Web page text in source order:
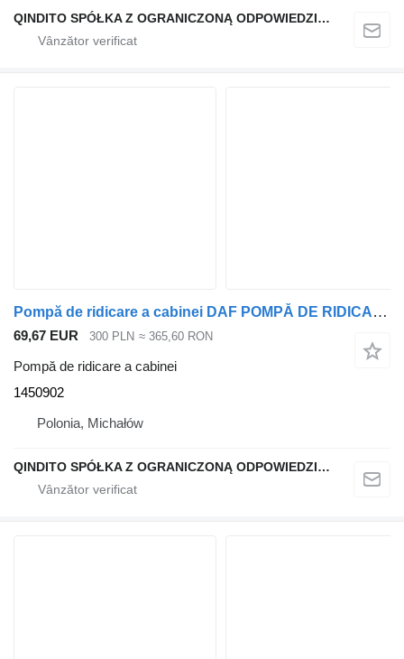
QINDITO SPÓŁKA Z OGRANICZONĄ ODPOWIEDZIALNOŚCIĄ
Pompă de ridicare a cabinei DAF POMPĂ DE RIDICARE CABINĂ XF 105 1450902 pentru cap tractor DAF XF 105
69,67 EUR 300 PLN ≈ 365,60 RON
Pompă de ridicare a cabinei
1450902
Polonia, Michałów
QINDITO SPÓŁKA Z OGRANICZONĄ ODPOWIEDZIALNOŚCIĄ